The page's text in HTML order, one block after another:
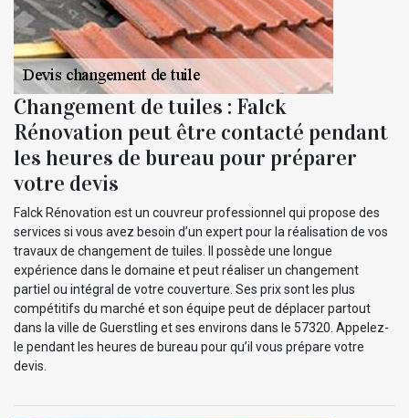
Changement de tuiles : Falck
Rénovation peut être contacté pendant
les heures de bureau pour préparer
votre devis
Falck Rénovation est un couvreur professionnel qui propose des
services si vous avez besoin d’un expert pour la réalisation de vos
travaux de changement de tuiles. Il possède une longue
expérience dans le domaine et peut réaliser un changement
partiel ou intégral de votre couverture. Ses prix sont les plus
compétitifs du marché et son équipe peut de déplacer partout
dans la ville de Guerstling et ses environs dans le 57320. Appelez-
le pendant les heures de bureau pour qu’il vous prépare votre
devis.